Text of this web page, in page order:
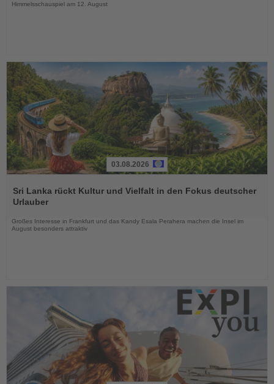
Himmelsschauspiel am 12. August
Sie
die
03.08.2026
Sri Lanka rückt Kultur und Vielfalt in den Fokus deutscher
Urlauber
Großes Interesse in Frankfurt und das Kandy Esala Perahera machen die Insel im
August besonders attraktiv